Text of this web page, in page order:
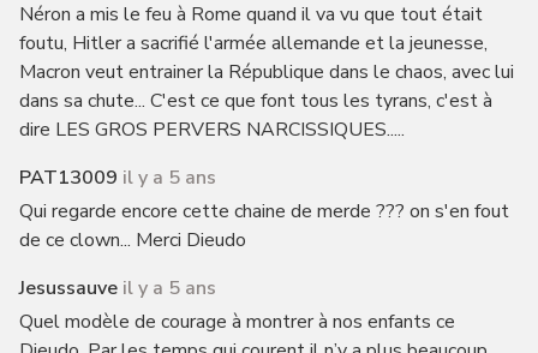
Néron a mis le feu à Rome quand il va vu que tout était
foutu, Hitler a sacrifié l'armée allemande et la jeunesse,
Macron veut entrainer la République dans le chaos, avec lui
dans sa chute... C'est ce que font tous les tyrans, c'est à
dire LES GROS PERVERS NARCISSIQUES.....
PAT13009 il y a 5 ans
Qui regarde encore cette chaine de merde ??? on s'en fout
de ce clown... Merci Dieudo
Jesussauve il y a 5 ans
Quel modèle de courage à montrer à nos enfants ce